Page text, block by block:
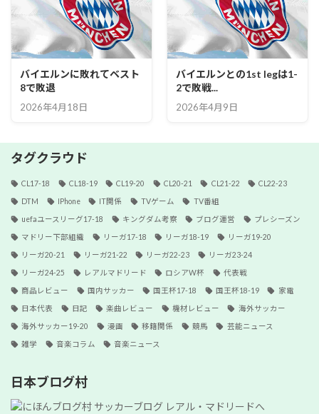
バイエルンに敗れてベスト
8で敗退
2026年4月18日
バイエルンとの1st legは1-
2で敗戦...
2026年4月9日
タグクラウド
CL17-18 CL18-19 CL19-20 CL20-21 CL21-22 CL22-23
DTM IPhone IT関係 TVゲーム TV番組
uefaユースリーグ17-18 キングダム考察 ブログ運営 プレシーズン
マドリー下部組織 リーガ17-18 リーガ18-19 リーガ19-20
リーガ20-21 リーガ21-22 リーガ22-23 リーガ23-24
リーガ24-25 レアルマドリード ロシアW杯 代表戦
商品レビュー 国内サッカー 国王杯17-18 国王杯18-19 家電
日本代表 日記 楽曲レビュー 機材レビュー 海外サッカー
海外サッカー19-20 漫画 移籍関係 競馬 芸能ニュース
雑学 音楽コラム 音楽ニュース
日本ブログ村